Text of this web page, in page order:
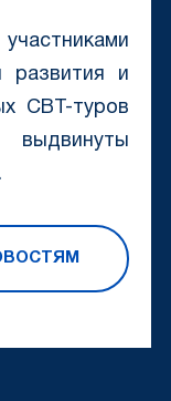
развития и
CBT-туров